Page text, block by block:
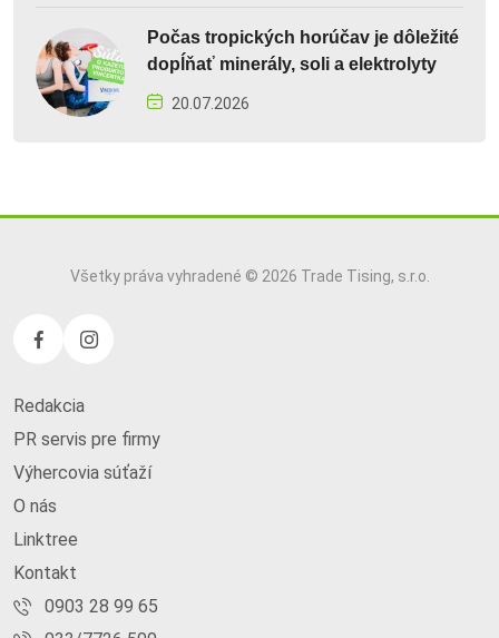
Počas tropických horúčav je dôležité
dopĺňať minerály, soli a elektrolyty
20.07.2026
Všetky práva vyhradené © 2026 Trade Tising, s.r.o.
Redakcia
PR servis pre firmy
Výhercovia súťaží
O nás
Linktree
Kontakt
0903 28 99 65